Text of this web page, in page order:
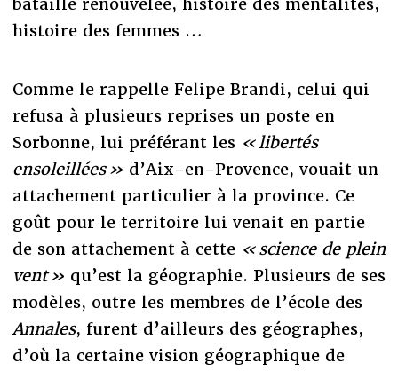
bataille renouvelée, histoire des mentalités,
histoire des femmes …
Comme le rappelle Felipe Brandi, celui qui
refusa à plusieurs reprises un poste en
Sorbonne, lui préférant les « libertés
ensoleillées » d’Aix-en-Provence, vouait un
attachement particulier à la province. Ce
goût pour le territoire lui venait en partie
de son attachement à cette « science de plein
vent » qu’est la géographie. Plusieurs de ses
modèles, outre les membres de l’école des
Annales, furent d’ailleurs des géographes,
d’où la certaine vision géographique de